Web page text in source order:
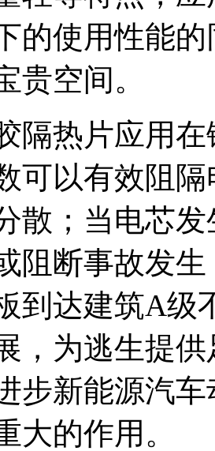
的使用性能
贵空间。
热片应用在
可以有效阻
散；当电芯
阻断事故发
到达建筑A级
，为逃生提
步新能源汽
大的作用。